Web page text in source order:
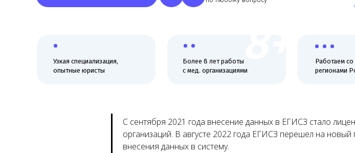
Более 8 лет работы Работаем со всеми
Узкая специализация,
С сентября 2021 года внесение данных в ЕГИСЗ стало
организаций. В августе 2022 года ЕГИСЗ перешел на
внесения данных в систему.